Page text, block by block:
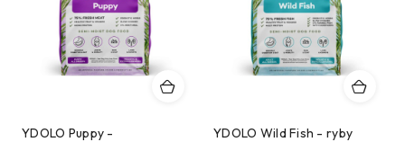
YDOLO Puppy -
YDOLO Wild Fish - ryby